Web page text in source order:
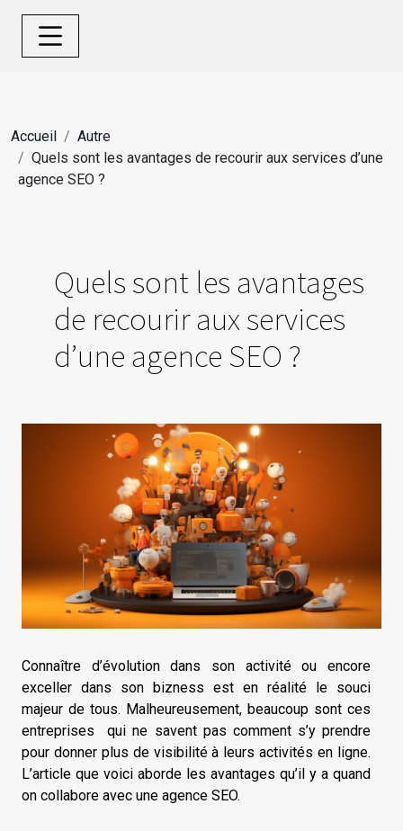
Accueil
Autre
Quels sont les avantages de recourir aux services d’une
agence SEO ?
Quels sont les avantages
de recourir aux services
d’une agence SEO ?
Connaître d’évolution dans son activité ou encore
exceller dans son bizness est en réalité le souci
majeur de tous. Malheureusement, beaucoup sont ces
entreprises qui ne savent pas comment s’y prendre
pour donner plus de visibilité à leurs activités en ligne.
L’article que voici aborde les avantages qu’il y a quand
on collabore avec une agence SEO.